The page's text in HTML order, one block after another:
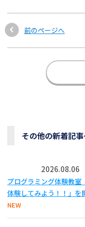
前のページへ
その他の新着記
2026.08.06
プログラミング体験教
体験してみよう！！」を
NEW